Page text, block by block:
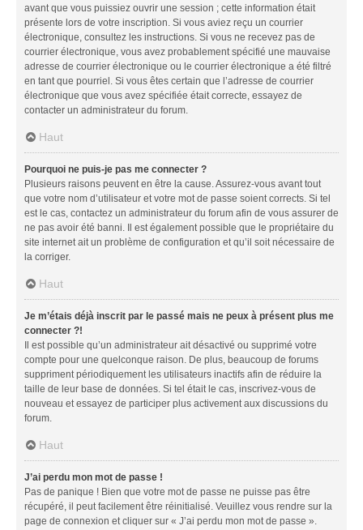
avant que vous puissiez ouvrir une session ; cette information était
présente lors de votre inscription. Si vous aviez reçu un courrier
électronique, consultez les instructions. Si vous ne recevez pas de
courrier électronique, vous avez probablement spécifié une mauvaise
adresse de courrier électronique ou le courrier électronique a été filtré
en tant que pourriel. Si vous êtes certain que l’adresse de courrier
électronique que vous avez spécifiée était correcte, essayez de
contacter un administrateur du forum.
Haut
Pourquoi ne puis-je pas me connecter ?
Plusieurs raisons peuvent en être la cause. Assurez-vous avant tout
que votre nom d’utilisateur et votre mot de passe soient corrects. Si tel
est le cas, contactez un administrateur du forum afin de vous assurer de
ne pas avoir été banni. Il est également possible que le propriétaire du
site internet ait un problème de configuration et qu’il soit nécessaire de
la corriger.
Haut
Je m’étais déjà inscrit par le passé mais ne peux à présent plus me
connecter ?!
Il est possible qu’un administrateur ait désactivé ou supprimé votre
compte pour une quelconque raison. De plus, beaucoup de forums
suppriment périodiquement les utilisateurs inactifs afin de réduire la
taille de leur base de données. Si tel était le cas, inscrivez-vous de
nouveau et essayez de participer plus activement aux discussions du
forum.
Haut
J’ai perdu mon mot de passe !
Pas de panique ! Bien que votre mot de passe ne puisse pas être
récupéré, il peut facilement être réinitialisé. Veuillez vous rendre sur la
page de connexion et cliquer sur « J’ai perdu mon mot de passe ».